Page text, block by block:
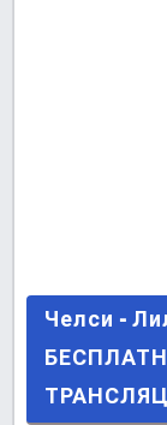
Челси -
Челси -